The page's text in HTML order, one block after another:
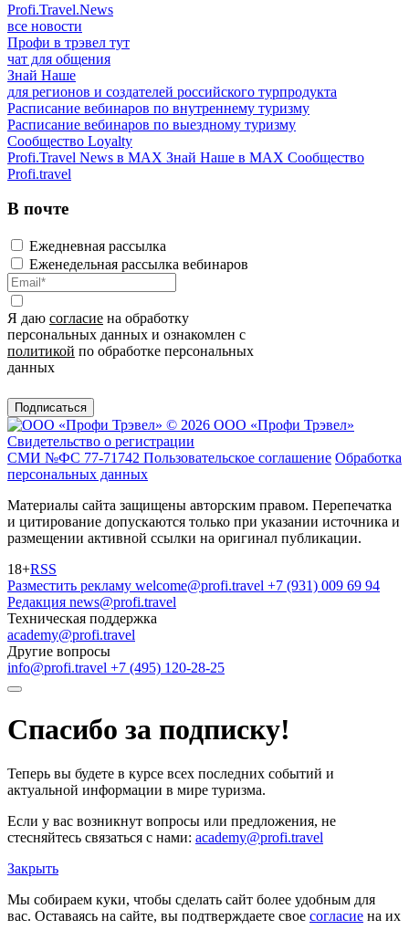
Profi.Travel.News
все новости
Профи в трэвел тут
чат для общения
Знай Наше
для регионов и создателей российского турпродукта
Расписание вебинаров по внутреннему туризму
Расписание вебинаров по выездному туризму
Сообщество Loyalty
Profi.Travel News в MAX Знай Наше в MAX Сообщество
Profi.travel
В почте
Ежедневная рассылка
Еженедельная рассылка вебинаров
Я даю согласие на обработку
персональных данных и ознакомлен с
политикой по обработке персональных
данных
Подписаться
© 2026 ООО «Профи Трэвeл»
Свидетельство о регистрации
СМИ №ФС 77-71742 Пользовательское соглашение Обработка
персональных данных
Материалы сайта защищены авторским правом. Перепечатка
и цитирование допускаются только при указании источника и
размещении активной ссылки на оригинал публикации.
18+RSS
Разместить рекламу welcome@profi.travel +7 (931) 009 69 94
Редакция news@profi.travel
Техническая поддержка
academy@profi.travel
Другие вопросы
info@profi.travel +7 (495) 120-28-25
Спасибо за подписку!
Теперь вы будете в курсе всех последних событий и
актуальной информации в мире туризма.
Если у вас возникнут вопросы или предложения, не
стесняйтесь связаться с нами: academy@profi.travel
Закрыть
Мы собираем куки, чтобы сделать сайт более удобным для
вас. Оставаясь на сайте, вы подтверждаете свое согласие на их